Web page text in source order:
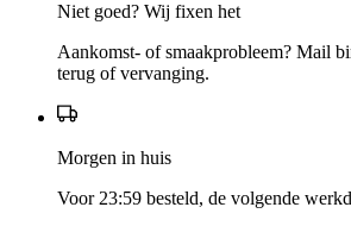
Niet goed? Wij fixen het
Aankomst- of smaakprobleem? Mail
terug of vervanging.
Morgen in huis
Voor 23:59 besteld, de volgende